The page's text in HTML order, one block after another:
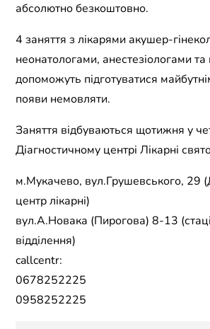
абсолютно безкоштовно.
4 заняття з лікарями акушер-
неонатологами, анестезіологами
допоможуть підготуватися
появи немовляти.
Заняття відбуваються щотижня у
Діагностичному центрі Лікарні
м.Мукачево, вул.Грушевського, 29
центр лікарні)
вул.А.Новака (Пирогова) 8-13
відділення)
callcentr:
0678252225
0958252225